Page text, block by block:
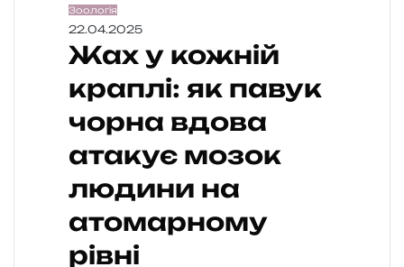
Зоологія
22.04.2025
Жах у кожній
краплі: як павук
чорна вдова
атакує мозок
людини на
атомарному
рівні